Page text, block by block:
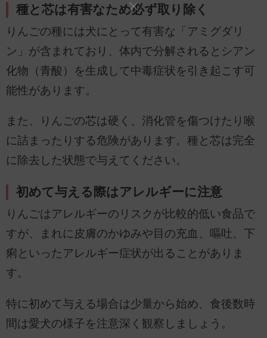
種と芯は有害なため必ず取り除く
りんごの種には犬にとって有害な「アミグダリ
ン」が含まれており、体内で分解されるとシアン
化物（青酸）を生成して中毒症状を引き起こす可
能性があります。
また、りんごの芯は硬く、消化管を傷つけたり喉
に詰まったりする危険があります。種と芯は完全
に除去した状態で与えてください。
初めて与える際はアレルギーに注意
りんごはアレルギーのリスクが比較的低い食品で
すが、まれに皮膚のかゆみや目の充血、嘔吐、下
痢といったアレルギー症状が出ることがありま
す。
特に初めて与える場合は少量から始め、食後数時
間は愛犬の様子を注意深く観察しましょう。